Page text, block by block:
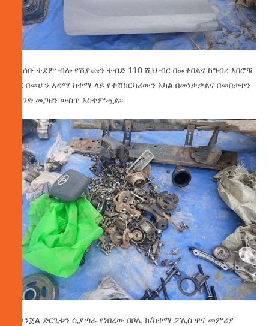
ግለሰቡ ቀደም ብሎ የሽያጩን ቀብድ 110 ሺህ ብር በመቀበልና ከግብረ አበሮቹ
ጋር በመሆን አዳማ ከተማ ላይ የተሽከርካሪውን አካል በመነቃቃልና በመበታተን
በአንድ መጋዘን ውስጥ አስቀምጧል፡፡
የወንጀል ድርጊቱን ሲያጣራ የነበረው በቦሌ ክ/ከተማ ፖሊስ ዋና መምሪያ